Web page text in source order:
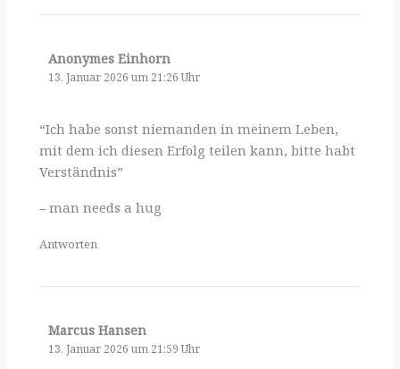
Anonymes Einhorn
13. Januar 2026 um 21:26 Uhr
“Ich habe sonst niemanden in meinem Leben,
mit dem ich diesen Erfolg teilen kann, bitte habt
Verständnis”
– man needs a hug
Antworten
Marcus Hansen
13. Januar 2026 um 21:59 Uhr